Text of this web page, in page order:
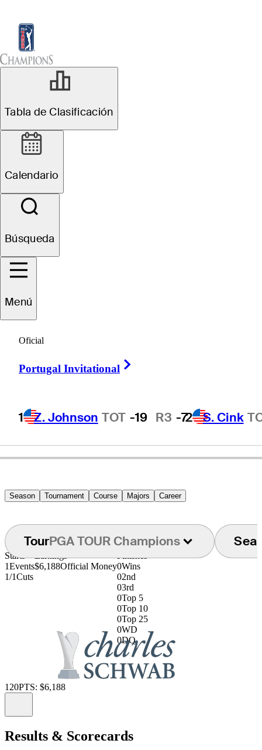
Tabla de Clasificación
Calendario
Búsqueda
Menú
Oficial
Portugal Invitational
1 Z. Johnson TOT -19 R3 -72 S. Cink
Willie
UNITED STATES
Season Tournament Course Majors Career
TourPGA TOUR Champions
Starts
1Events
1/1Cuts
Earnings
$6,188Official Money
Finishes
0Wins
02nd
03rd
0Top 5
0Top 10
0Top 25
0WD
0DQ
120PTS: $6,188
Results & Scorecards